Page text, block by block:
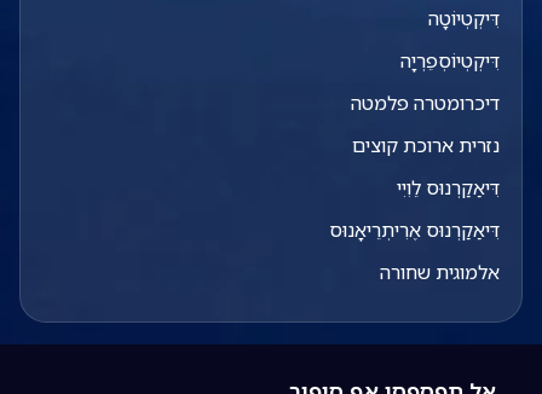
דִּיקְטְיוֹטָה
דִּיקְטְיוֹסְפֵרְיָה
דיכרומטרה פלמטה
נזרית ארוכת קוצים
דִּיאַקַרְנוּס לֵוִיִי
דִּיאַקַרְנוּס אֶרִיתְרֵיאָנוּס
אלמוגית שחורה